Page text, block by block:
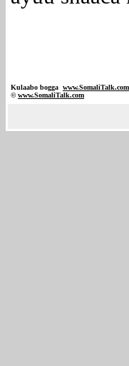
Kulaabo bogga www.SomaliTalk.com
©www.SomaliTalk.com